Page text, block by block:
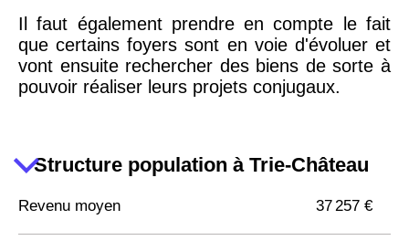
Il faut également prendre en compte le fait
que certains foyers sont en voie d'évoluer et
vont ensuite rechercher des biens de sorte à
pouvoir réaliser leurs projets conjugaux.
Structure population à Trie-Château
Revenu moyen 37 257 €